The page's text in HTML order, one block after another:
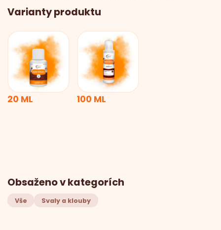
Varianty produktu
20 ML 100 ML
Obsaženo v kategorích
Vše Svaly a klouby